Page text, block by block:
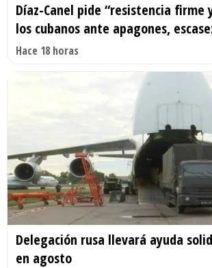
Díaz-Canel pide “resistencia firme
los cubanos ante apagones,
Hace 18 horas
Delegación rusa llevará ayuda
en agosto